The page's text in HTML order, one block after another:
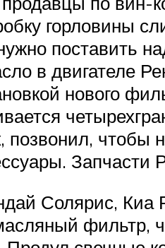
горловины
поставить
в двигателе
нового
чтобы
Запчасти
Солярис,
фильтр,